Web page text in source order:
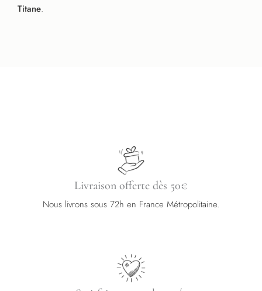
Titane.
Livraison offerte dès 50€
Nous livrons sous 72h en France Métropolitaine.